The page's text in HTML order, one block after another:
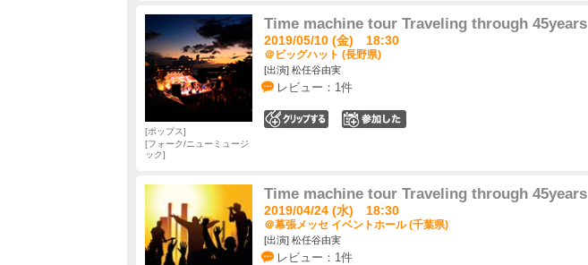
Time machine tour Traveling through 45years
2019/05/10 (金) 18:30
＠ビッグハット (長野県)
[出演] 松任谷由実
レビュー：1件
ポップス
フォーク/ニューミュージ
ック
Time machine tour Traveling through 45years
2019/04/24 (水) 18:30
＠幕張メッセ イベントホール (千葉県)
[出演] 松任谷由実
レビュー：1件